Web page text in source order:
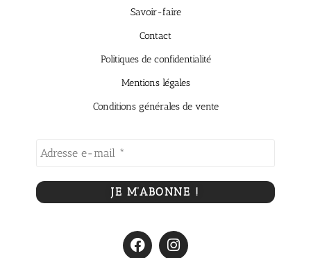
Savoir-faire
Contact
Politiques de confidentialité
Mentions légales
Conditions générales de vente